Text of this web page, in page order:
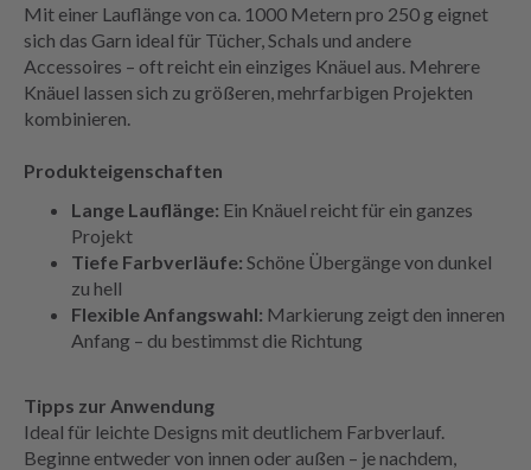
Mit einer Lauflänge von ca. 1000 Metern pro 250 g eignet
sich das Garn ideal für Tücher, Schals und andere
Accessoires – oft reicht ein einziges Knäuel aus. Mehrere
Knäuel lassen sich zu größeren, mehrfarbigen Projekten
kombinieren.
Produkteigenschaften
Lange Lauflänge: Ein Knäuel reicht für ein ganzes
Projekt
Tiefe Farbverläufe: Schöne Übergänge von dunkel
zu hell
Flexible Anfangswahl: Markierung zeigt den inneren
Anfang – du bestimmst die Richtung
Tipps zur Anwendung
Ideal für leichte Designs mit deutlichem Farbverlauf.
Beginne entweder von innen oder außen – je nachdem,